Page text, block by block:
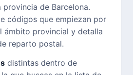
provincia de Barcelona.
códigos que empiezan por
ámbito provincial y detalla
reparto postal.
distintas dentro de